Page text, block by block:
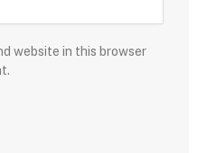
website in this browser